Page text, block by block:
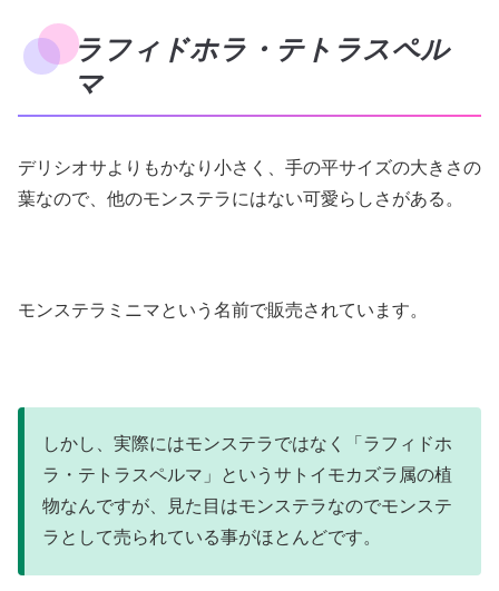
ラフィドホラ・テトラスペル
マ
デリシオサよりもかなり小さく、手の平サイズの大きさの
葉なので、他のモンステラにはない可愛らしさがある。
モンステラミニマという名前で販売されています。
しかし、実際にはモンステラではなく「ラフィドホ
ラ・テトラスペルマ」というサトイモカズラ属の植
物なんですが、見た目はモンステラなのでモンステ
ラとして売られている事がほとんどです。